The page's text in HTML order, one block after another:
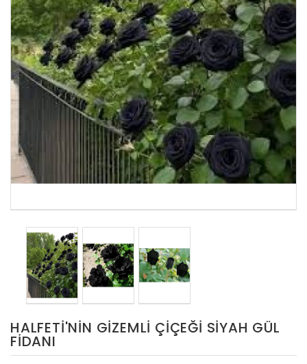
HALFETI'NIN GIZEMLI ÇIÇEĞI SIYAH GÜL
FIDANI